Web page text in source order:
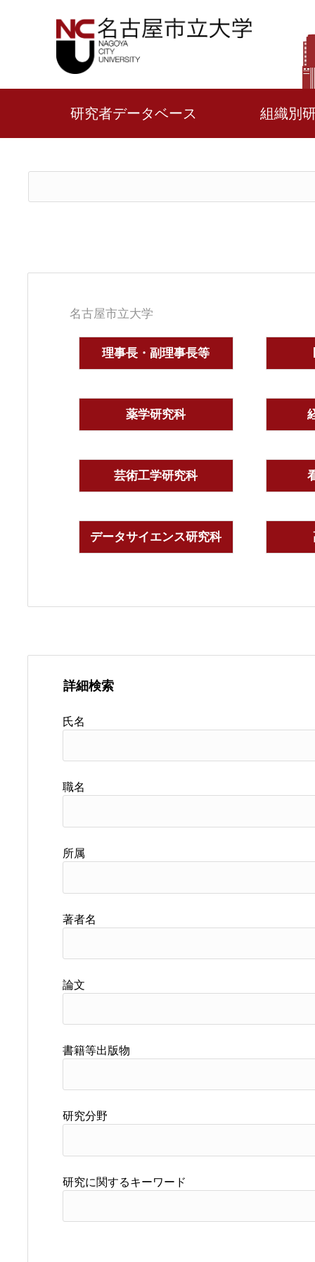
研究者データベース 組織別
名古屋市立大学
理事長・副理事長等
薬学研究科
芸術工学研究科
データサイエンス研究科
詳細検索
氏名
職名
所属
著者名
論文
書籍等出版物
研究分野
研究に関するキーワード